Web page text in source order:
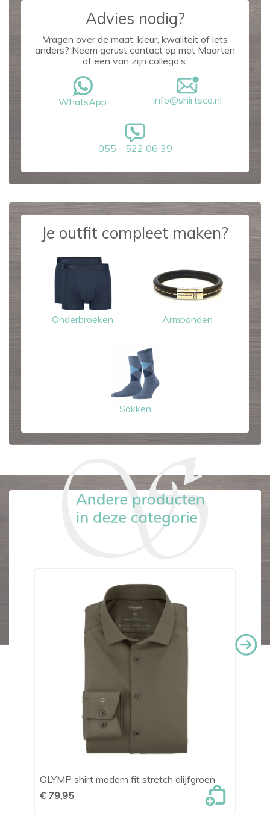
Advies nodig?
Vragen over de maat, kleur, kwaliteit of iets
anders? Neem gerust contact op met Maarten
of een van zijn collega’s:
WhatsApp info@shirtsco.nl
055 - 522 06 39
Je outfit compleet maken?
Onderbroeken Armbanden
Sokken
OLYMP shirt modern fit stretch olijfgroen
€ 79,95